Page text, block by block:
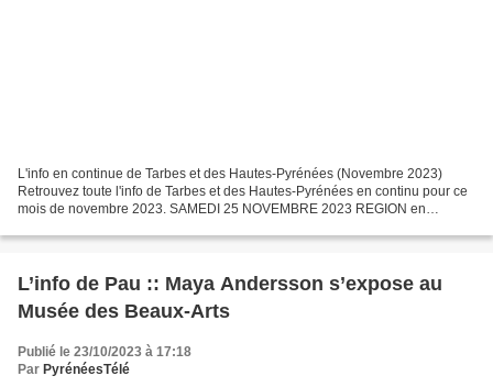
L'info en continue de Tarbes et des Hautes-Pyrénées (Novembre 2023)
Retrouvez toute l'info de Tarbes et des Hautes-Pyrénées en continu pour ce
mois de novembre 2023. SAMEDI 25 NOVEMBRE 2023 REGION en
L’info de Pau :: Maya Andersson s’expose au
Musée des Beaux-Arts
Publié le 23/10/2023 à 17:18
Par PyrénéesTélé